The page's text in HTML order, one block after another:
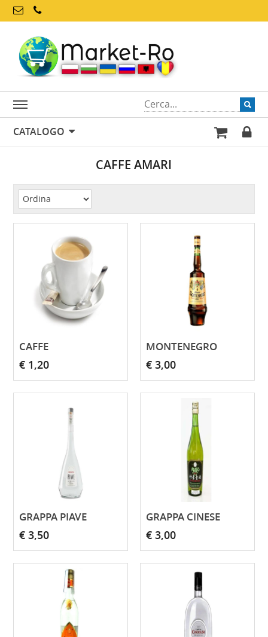
CATALOGO
CAFFE AMARI
CAFFE
€ 1,20
MONTENEGRO
€ 3,00
GRAPPA PIAVE
€ 3,50
GRAPPA CINESE
€ 3,00